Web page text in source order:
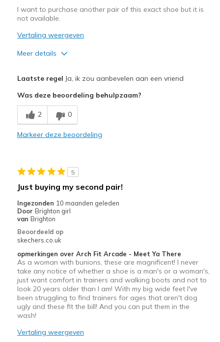
View On Shoes
Shoes are for Wearing
I want to purchase another pair of this exact shoe but it is
not available.
Vertaling weergeven
Meer details
Breathe Well
Comfortable
Beste toepassingen
Going Out
Width
Sizing
Feels true to size
Laatste regel Ja, ik zou aanbevelen aan een vriend
Was deze beoordeling behulpzaam?
2 0
Markeer deze beoordeling
5
Just buying my second pair!
Ingezonden 10 maanden geleden
Door Brighton girl
van Brighton
Beoordeeld op
skechers.co.uk
opmerkingen over Arch Fit Arcade - Meet Ya There
As a woman with bunions, these are magnificent! I never
take any notice of whether a shoe is a man's or a woman's,
just want comfort in trainers and walking boots and not to
look 20 years older than I am! With my big wide feet I've
been struggling to find trainers for ages that aren't dog
ugly and these fit the bill! And you can put them in the
wash!
Vertaling weergeven